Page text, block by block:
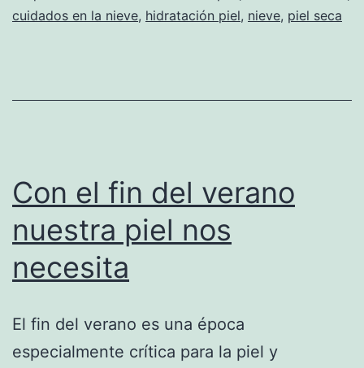
cuidados en la nieve, hidratación piel, nieve, piel seca
Con el fin del verano
nuestra piel nos
necesita
El fin del verano es una época
especialmente crítica para la piel y